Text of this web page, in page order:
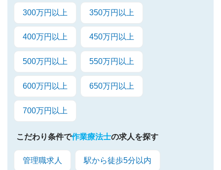
300万円以上 350万円以上
400万円以上 450万円以上
500万円以上 550万円以上
600万円以上 650万円以上
700万円以上
こだわり条件で作業療法士の求人を探す
管理職求人 駅から徒歩5分以内